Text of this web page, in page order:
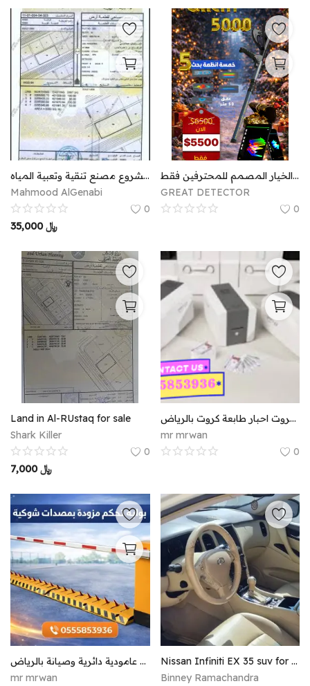
عقد انتفاع ارض صناعيه مشروع مصنع تنقية وتعبية المياه
Mahmood AlGenabi
0
35,000﷼
اجهزة كشف الذهب جريت 5000 هو الخيار المصمم للمحترفين فقط.
GREAT DETECTOR
0
Land in Al-RUstaq for sale
Shark Killer
0
7,000﷼
سعر طابعة كروت بطاقات هوية الموظفين بلاستيكية وجهين كروت احبار طابعة كروت بالرياض
mr mrwan
0
شركات تركيب مصدات امنية هيدروليكية ارضية سطحية عامودية دائرية وصيانة بالرياض
mr mrwan
Nissan Infiniti EX 35 suv for sale
Binney Ramachandra